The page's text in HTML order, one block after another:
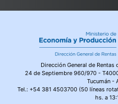
Dirección General de Rentas
24 de Septiembre 960/970 -
Tucumán -
Tel.: +54 381 4503700 (50 líneas
hs. a